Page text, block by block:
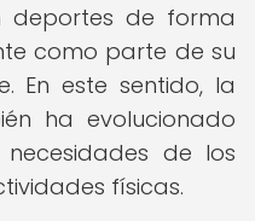
deportes de forma
como parte de su
En este sentido, la
ha evolucionado
de los
físicas.